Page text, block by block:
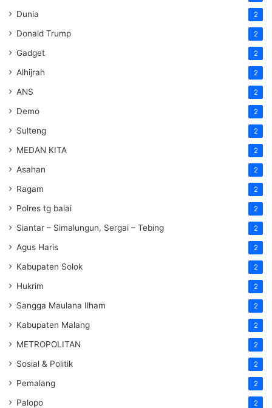
Dunia 2
Donald Trump 2
Gadget 2
Alhijrah 2
ANS 2
Demo 2
Sulteng 2
MEDAN KITA 2
Asahan 2
Ragam 2
Polres tg balai 2
Siantar – Simalungun, Sergai – Tebing 2
Agus Haris 2
Kabupaten Solok 2
Hukrim 2
Sangga Maulana Ilham 2
Kabupaten Malang 2
METROPOLITAN 2
Sosial & Politik 2
Pemalang 2
Palopo 2